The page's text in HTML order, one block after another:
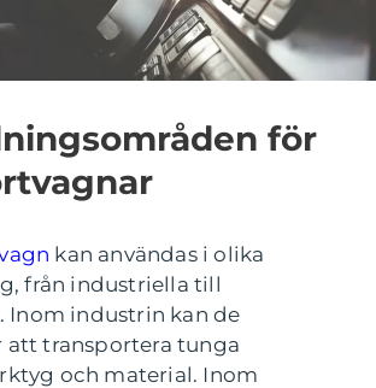
för
kan användas i olika
från industriella till
Inom industrin kan de
att transportera tunga
och material. Inom